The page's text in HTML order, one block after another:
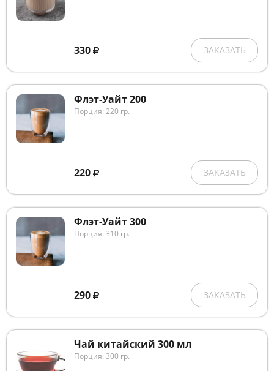
330 ЗАКАЗАТЬ
Флэт-Уайт 200
Порция: 220 гр.
220 ЗАКАЗАТЬ
Флэт-Уайт 300
Порция: 310 гр.
290 ЗАКАЗАТЬ
Чай китайский 300 мл
Порция: 300 гр.